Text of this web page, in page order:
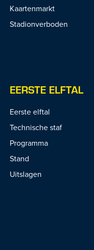
Kaartenmarkt
Stadionverboden
EERSTE ELFTAL
Eerste elftal
Technische staf
Programma
Stand
Uitslagen